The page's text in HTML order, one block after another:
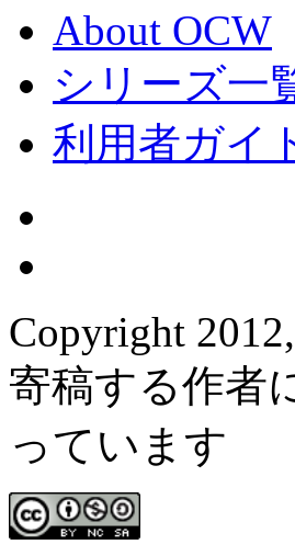
About OCW
シリーズ一
利用者ガイ
Copyright 2012,
寄稿する作者
っています